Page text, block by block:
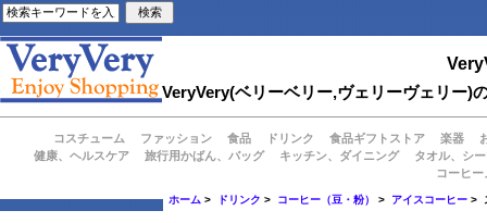
VeryVery(ベリーベリー,ヴェリーヴェリー)
コスチューム ファッション 食品 ドリンク 食品ギフトストア 楽器
健康、ヘルスケア
旅行用かばん、バッグ キッチン、ダイニング
タオル、シ
コーヒ
ホーム > ドリンク > コーヒー（豆・粉） > アイスコーヒー >